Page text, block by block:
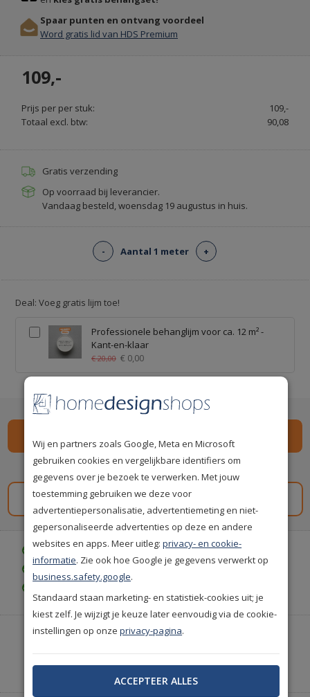
MET
LEGSERVICE
-
VLOERBELEVING.NL
Spaar punten en ontvang voordeel
Word gratis lid van HDS Premium
109,-
Prijs per per stuk:
109,-
Totaal excl. btw:
90,08
Gratis verzending
Op voorraad bij leverancier.
Vandaag besteld, woensdag 19 augustus in huis.
- Aantal 1 meter +
Deal: Voeg gratis lijm toe!
Professionele behanglijm voor ca. 12 m² -
Kant-en-klaar
€ 20,00 € 0,00
Spaar109premium punten i
Gratis staal aanvragen
Gratis bezorgd vanaf € 35,-
Achteraf betalen is mogelijk
Heeft u hulp nodig of wilt u telefonisch bestellen?
Wij en partners zoals Google, Meta en Microsoft
gebruiken cookies en vergelijkbare identifiers om
gegevens over je bezoek te verwerken. Met jouw
toestemming gebruiken we deze voor
advertentiepersonalisatie, advertentiemeting en niet-
gepersonaliseerde advertenties op deze en andere
websites en apps. Meer uitleg:privacy- en cookie-
informatie. Zie ook hoe Google je gegevens verwerkt op
business.safety.google.
Standaard staan marketing- en statistiek-cookies uit; je
kiest zelf. Je wijzigt je keuze later eenvoudig via de cookie-
instellingen op onzeprivacy-pagina.
ACCEPTEER ALLES